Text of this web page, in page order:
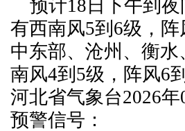
预计18日下午到夜
有西南风5到6级，
中东部、沧州、衡
南风4到5级，阵风6
河北省气象台2026
预警信号：